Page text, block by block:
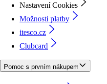
Nastavení Cookies
Možnosti platby
itesco.cz
Clubcard
Pomoc s prvním nákupem